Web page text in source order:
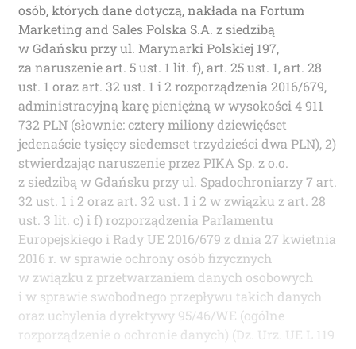
osób, których dane dotyczą, nakłada na Fortum
Marketing and Sales Polska S.A. z siedzibą
w Gdańsku przy ul. Marynarki Polskiej 197,
za naruszenie art. 5 ust. 1 lit. f), art. 25 ust. 1, art. 28
ust. 1 oraz art. 32 ust. 1 i 2 rozporządzenia 2016/679,
administracyjną karę pieniężną w wysokości 4 911
732 PLN (słownie: cztery miliony dziewięćset
jedenaście tysięcy siedemset trzydzieści dwa PLN), 2)
stwierdzając naruszenie przez PIKA Sp. z o.o.
z siedzibą w Gdańsku przy ul. Spadochroniarzy 7 art.
32 ust. 1 i 2 oraz art. 32 ust. 1 i 2 w związku z art. 28
ust. 3 lit. c) i f) rozporządzenia Parlamentu
Europejskiego i Rady UE 2016/679 z dnia 27 kwietnia
2016 r. w sprawie ochrony osób fizycznych
w związku z przetwarzaniem danych osobowych
i w sprawie swobodnego przepływu takich danych
oraz uchylenia dyrektywy 95/46/WE (ogólne
rozporządzenie o ochronie danych) (Dz. Urz. UE L 119